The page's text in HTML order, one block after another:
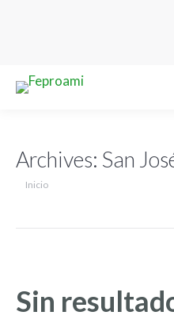
Archives: San
Estás aquí:
Inicio
Sin